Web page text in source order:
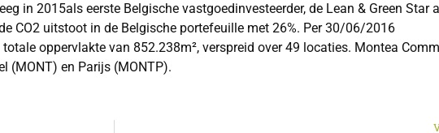
in 2015als eerste Belgische vastgoedinvesteerder, de Lean & Green Star
CO2 uitstoot in de Belgische portefeuille met 26%. Per 30/06/2016
oppervlakte van 852.238m², verspreid over 49 locaties. Montea
(MONT) en Parijs (MONTP).